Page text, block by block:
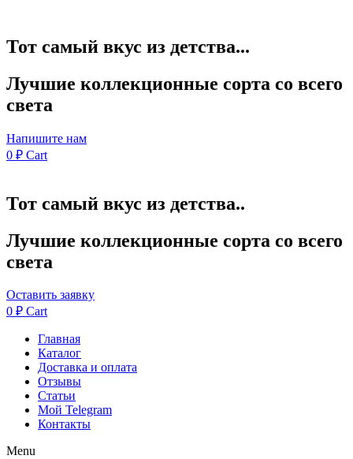
Тот самый вкус из детства...
Лучшие коллекционные сорта со всего
света
Напишите нам
0 ₽ Cart
Тот самый вкус из детства..
Лучшие коллекционные сорта со всего
света
Оставить заявку
0 ₽ Cart
Главная
Каталог
Доставка и оплата
Отзывы
Статьи
Мой Telegram
Контакты
Menu